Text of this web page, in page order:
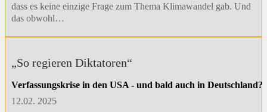
dass es keine einzige Frage zum Thema Klimawandel gab. Und
das obwohl…
„So regieren Diktatoren“
Verfassungskrise in den USA - und bald auch in Deutschland?
12.02. 2025